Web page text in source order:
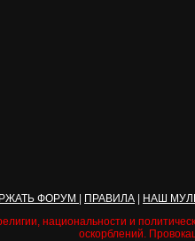
ФОРУМ ПРАВИЛА
НАШ
национальности и
оскорблений.